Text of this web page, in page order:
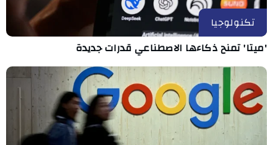
تكنولوجيا
'ميتا' تمنح ذكاءها الاصطناعي قدرات جديدة